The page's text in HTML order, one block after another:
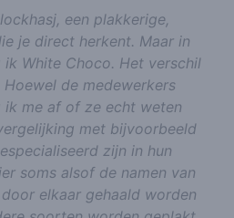
een plakkerige,
je direct herkent. Maar in
White Choco. Het verschil
de medewerkers
ik me af of ze echt weten
met bijvoorbeeld
zijn in hun
soms alsof de namen van
elkaar gehaald worden